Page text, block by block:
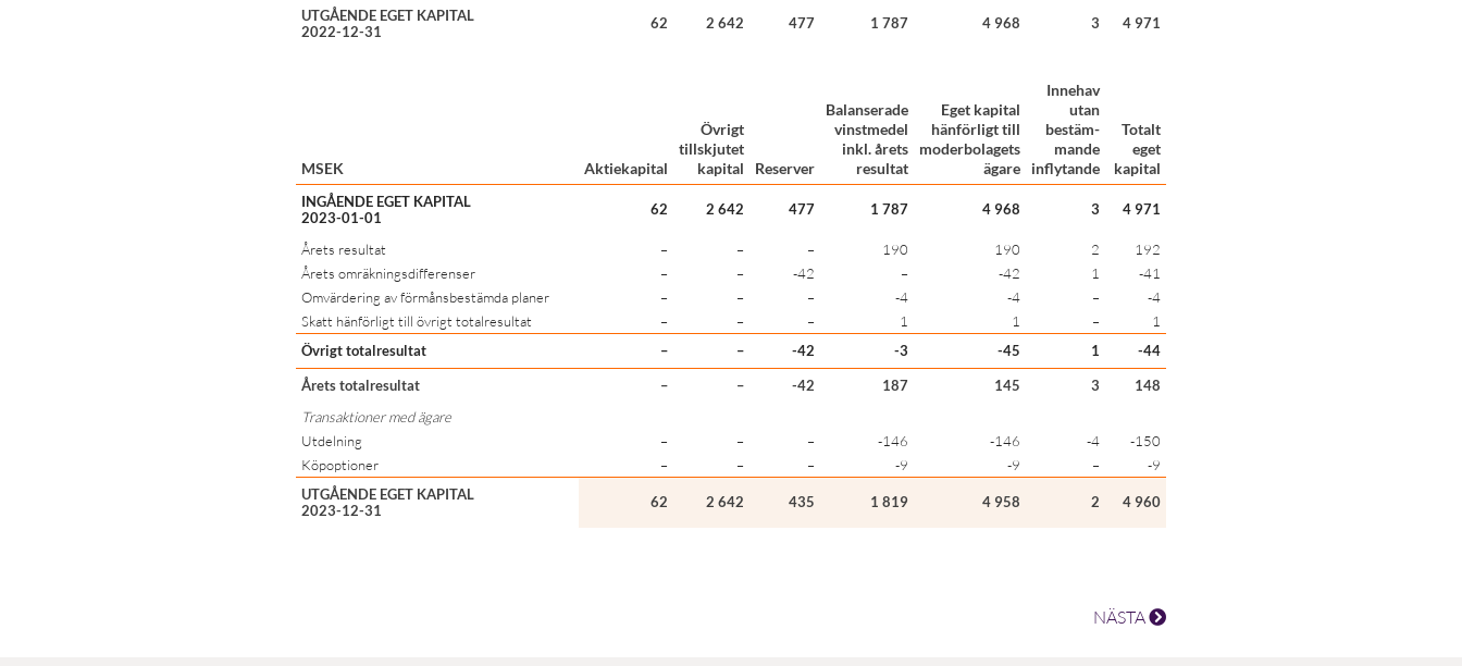
UTGÅENDE EGET KAPITAL
2022-12-31
62 2 642 477 1 787 4 968 3 4 971
MSEK Aktiekapital
Övrigt
tillskjutet
kapital
Reserver
Balanserade
vinstmedel
inkl. årets
resultat
Eget kapital
hänförligt till
moderbolagets
ägare
Innehav
utan
bestäm-
mande
inflytande
Totalt
eget
kapital
INGÅENDE EGET KAPITAL
2023-01-01
62 2 642 477 1 787 4 968 3 4 971
Årets resultat – – – 190 190 2
192
Årets omräkningsdifferenser
– – -42 – -42 1
-41
Omvärdering av förmånsbestämda planer
– – – -4 -4 –
-4
Skatt hänförligt till övrigt totalresultat
– – – 1 1 –
1
Övrigt totalresultat
– – -42 -3 -45 1
-44
Årets totalresultat
– – -42 187 145 3
148
Transaktioner med ägare
Utdelning
– – – -146 -146 -4
-150
Köpoptioner
– – – -9 -9 –
-9
UTGÅENDE EGET KAPITAL
2023-12-31
62 2 642 435 1 819 4 958 2 4 960
NÄSTA